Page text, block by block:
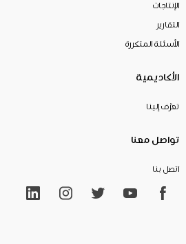
الإنتاجات
التقارير
الأسئلة المتكررة
الأكاديمية
تعرّف إلينا
تواصل معنا
اتصل بنا